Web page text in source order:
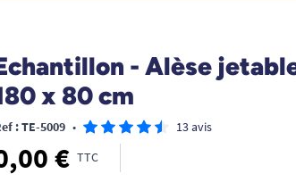
- Alèse
x 80 cm
: TE-5009 • 13 avis
€ TTC